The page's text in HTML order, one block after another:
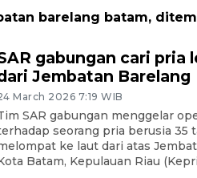
barelang batam,
gabungan cari pria
Jembatan Barelang
March 2026 7:19 WIB
SAR gabungan menggelar
seorang pria berusia 35
ke laut dari atas
Batam, Kepulauan Riau